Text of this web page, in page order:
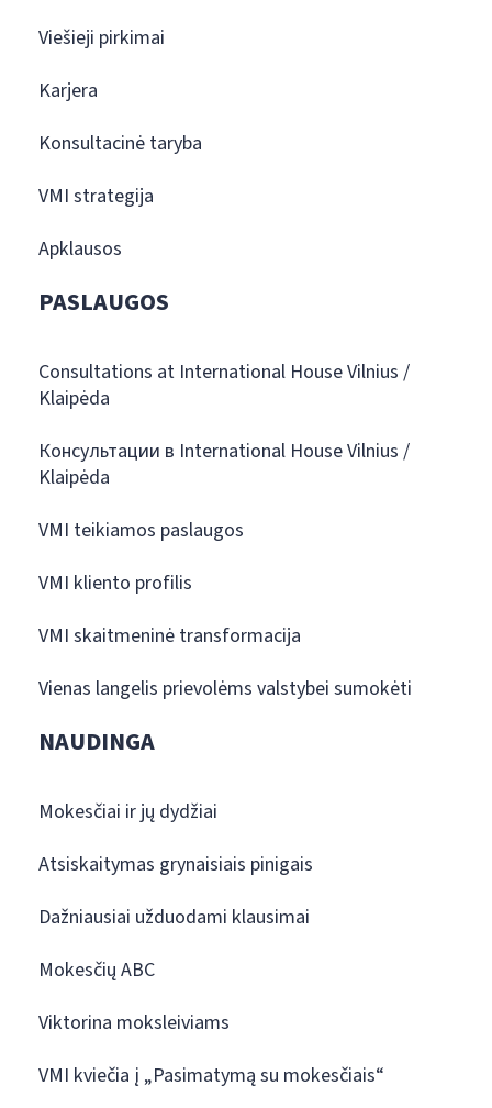
Viešieji pirkimai
Karjera
Konsultacinė taryba
VMI strategija
Apklausos
PASLAUGOS
Consultations at International House Vilnius /
Klaipėda
Консультации в International House Vilnius /
Klaipėda
VMI teikiamos paslaugos
VMI kliento profilis
VMI skaitmeninė transformacija
Vienas langelis prievolėms valstybei sumokėti
NAUDINGA
Mokesčiai ir jų dydžiai
Atsiskaitymas grynaisiais pinigais
Dažniausiai užduodami klausimai
Mokesčių ABC
Viktorina moksleiviams
VMI kviečia į „Pasimatymą su mokesčiais“